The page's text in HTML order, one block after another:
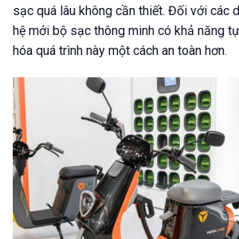
sạc quá lâu không cần thiết. Đối với các
hệ mới bộ sạc thông minh có khả năng
hóa quá trình này một cách an toàn hơn.